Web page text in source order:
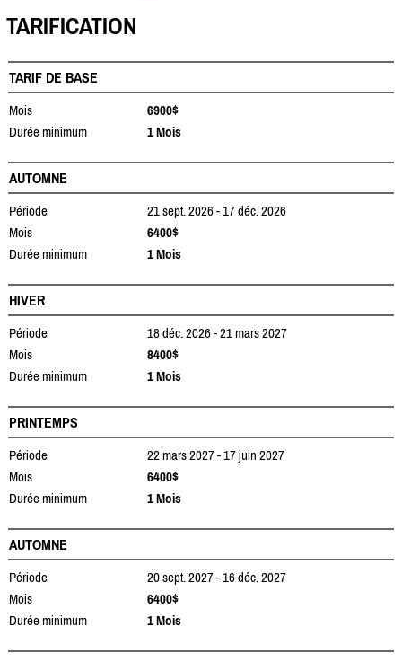
TARIFICATION
TARIF DE BASE
Mois
6900$
Durée minimum
1 Mois
AUTOMNE
Période
21 sept. 2026 - 17 déc. 2026
Mois
6400$
Durée minimum
1 Mois
HIVER
Période
18 déc. 2026 - 21 mars 2027
Mois
8400$
Durée minimum
1 Mois
PRINTEMPS
Période
22 mars 2027 - 17 juin 2027
Mois
6400$
Durée minimum
1 Mois
AUTOMNE
Période
20 sept. 2027 - 16 déc. 2027
Mois
6400$
Durée minimum
1 Mois